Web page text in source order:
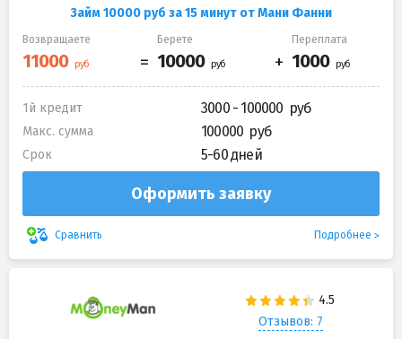
Займ 10000 руб за 15 минут от Мани Фанни
Возвращаете Берете Переплата
1й кредит 3000 - 100000
Макс. сумма 100000
Срок 5-60 дней
Оформить заявку
Сравнить Подробнее
Отзывов: 7